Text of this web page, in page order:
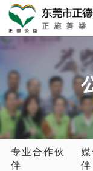
专业合作伙
伴
伴